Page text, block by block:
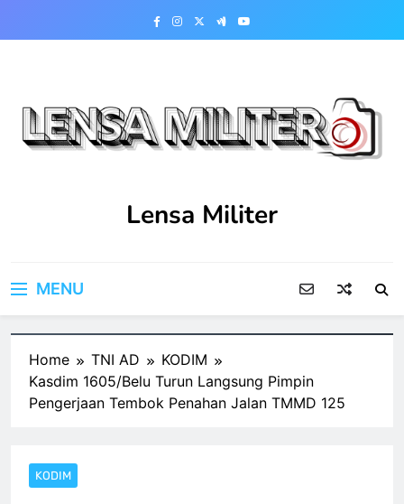
Lensa Militer
MENU
Home TNI AD
KODIM
Kasdim 1605/Belu Turun Langsung Pimpin
Pengerjaan Tembok Penahan Jalan TMMD 125
KODIM